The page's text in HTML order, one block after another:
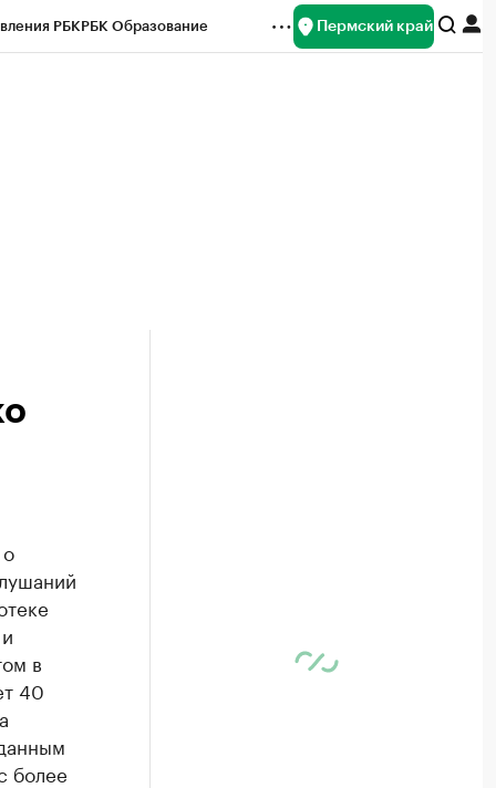
РБКРБК Образование Пермский край
в
40
более